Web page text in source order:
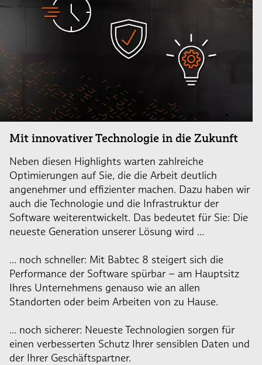
Mit innovativer Technologie in die Zukunft
Neben diesen Highlights warten zahlreiche
Optimierungen auf Sie, die die Arbeit deutlich
angenehmer und effizienter machen. Dazu haben wir
auch die Technologie und die Infrastruktur der
Software weiterentwickelt. Das bedeutet für Sie: Die
neueste Generation unserer Lösung wird ...
... noch schneller: Mit Babtec 8 steigert sich die
Performance der Software spürbar – am Hauptsitz
Ihres Unternehmens genauso wie an allen
Standorten oder beim Arbeiten von zu Hause.
... noch sicherer: Neueste Technologien sorgen für
einen verbesserten Schutz Ihrer sensiblen Daten und
der Ihrer Geschäftspartner.